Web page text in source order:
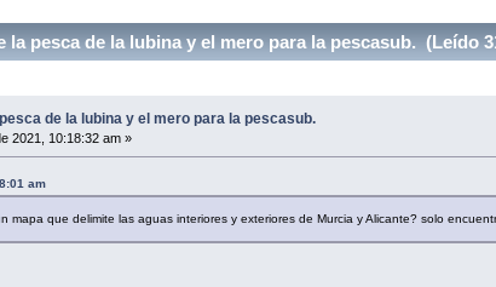
pesca de la lubina y el mero para la pescasub. (Leído
de la lubina y el mero para la pescasub.
2021, 10:18:32 am »
am
mapa que delimite las aguas interiores y exteriores de Murcia y Alicante? solo